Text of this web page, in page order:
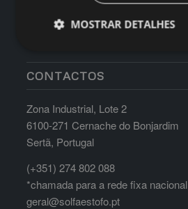
CONTACTOS
Zona Industrial, Lote 2
6100-271 Cernache do Bonjardim
Sertã, Portugal
(+351) 274 802 088
*chamada para a rede fixa nacional
geral@solfaestofo.pt
MOSTRAR DETALHES